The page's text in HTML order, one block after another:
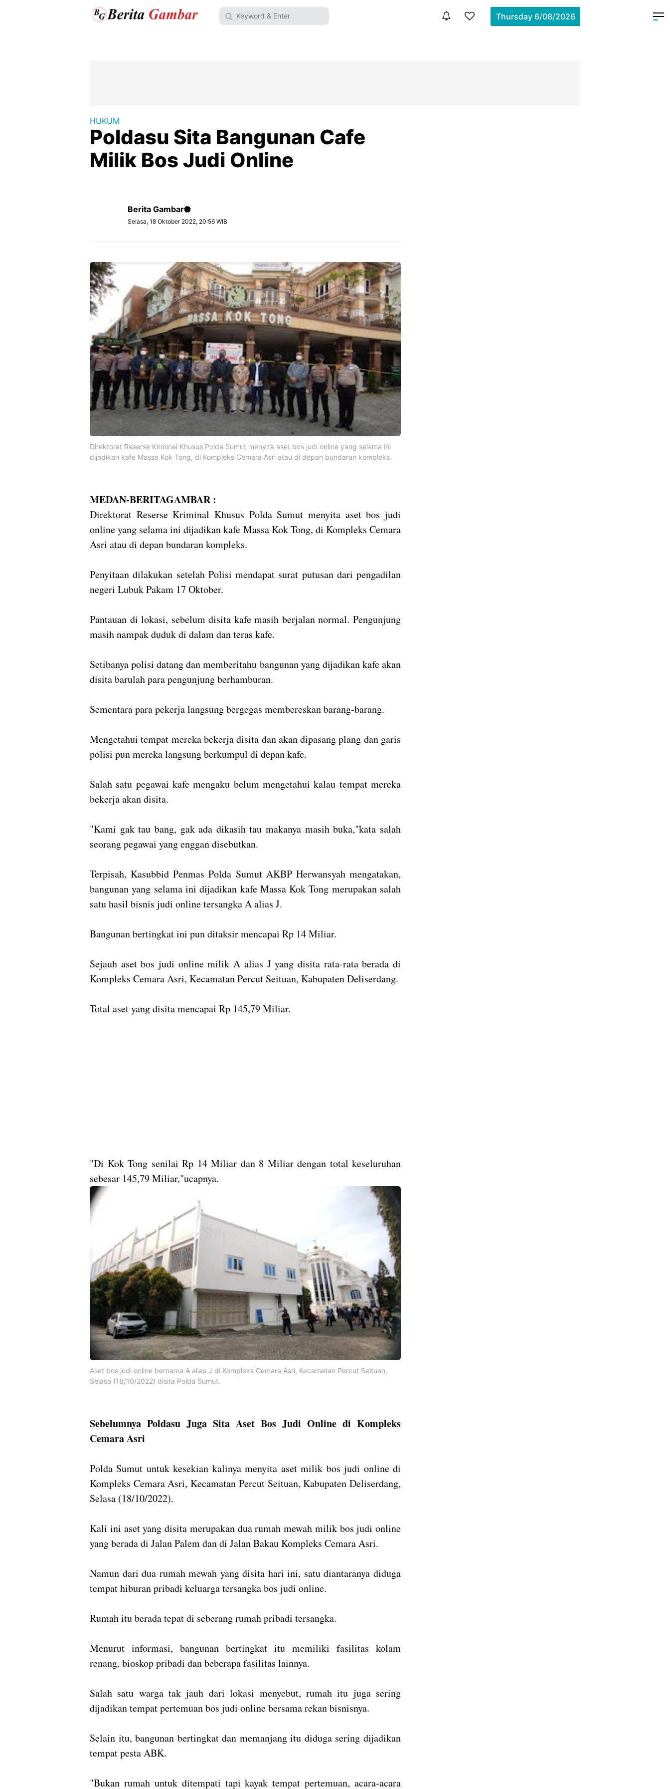
Thursday 6/08/2026
HUKUM
Poldasu Sita Bangunan Cafe
Milik Bos Judi Online
Berita Gambar
Selasa, 18 Oktober 2022, 20:56 WIB
Direktorat Reserse Kriminal Khusus Polda Sumut menyita aset bos judi online yang selama ini
dijadikan kafe Massa Kok Tong, di Kompleks Cemara Asri atau di depan bundaran kompleks.
MEDAN-BERITAGAMBAR :
Direktorat Reserse Kriminal Khusus Polda Sumut menyita aset bos judi
online yang selama ini dijadikan kafe Massa Kok Tong, di Kompleks Cemara
Asri atau di depan bundaran kompleks.
Penyitaan dilakukan setelah Polisi mendapat surat putusan dari pengadilan
negeri Lubuk Pakam 17 Oktober.
Pantauan di lokasi, sebelum disita kafe masih berjalan normal. Pengunjung
masih nampak duduk di dalam dan teras kafe.
Setibanya polisi datang dan memberitahu bangunan yang dijadikan kafe akan
disita barulah para pengunjung berhamburan.
Sementara para pekerja langsung bergegas membereskan barang-barang.
Mengetahui tempat mereka bekerja disita dan akan dipasang plang dan garis
polisi pun mereka langsung berkumpul di depan kafe.
Salah satu pegawai kafe mengaku belum mengetahui kalau tempat mereka
bekerja akan disita.
"Kami gak tau bang, gak ada dikasih tau makanya masih buka,"kata salah
seorang pegawai yang enggan disebutkan.
Terpisah, Kasubbid Penmas Polda Sumut AKBP Herwansyah mengatakan,
bangunan yang selama ini dijadikan kafe Massa Kok Tong merupakan salah
satu hasil bisnis judi online tersangka A alias J.
Bangunan bertingkat ini pun ditaksir mencapai Rp 14 Miliar.
Sejauh aset bos judi online milik A alias J yang disita rata-rata berada di
Kompleks Cemara Asri, Kecamatan Percut Seituan, Kabupaten Deliserdang.
Total aset yang disita mencapai Rp 145,79 Miliar.
"Di Kok Tong senilai Rp 14 Miliar dan 8 Miliar dengan total keseluruhan
sebesar 145,79 Miliar,"ucapnya.
Aset bos judi online bernama A alias J di Kompleks Cemara Asri, Kecamatan Percut Seituan,
Selasa (18/10/2022) disita Polda Sumut.
Sebelumnya Poldasu Juga Sita Aset Bos Judi Online di Kompleks
Cemara Asri
Polda Sumut untuk kesekian kalinya menyita aset milik bos judi online di
Kompleks Cemara Asri, Kecamatan Percut Seituan, Kabupaten Deliserdang,
Selasa (18/10/2022).
Kali ini aset yang disita merupakan dua rumah mewah milik bos judi online
yang berada di Jalan Palem dan di Jalan Bakau Kompleks Cemara Asri.
Namun dari dua rumah mewah yang disita hari ini, satu diantaranya diduga
tempat hiburan pribadi keluarga tersangka bos judi online.
Rumah itu berada tepat di seberang rumah pribadi tersangka.
Menurut informasi, bangunan bertingkat itu memiliki fasilitas kolam
renang, bioskop pribadi dan beberapa fasilitas lainnya.
Salah satu warga tak jauh dari lokasi menyebut, rumah itu juga sering
dijadikan tempat pertemuan bos judi online bersama rekan bisnisnya.
Selain itu, bangunan bertingkat dan memanjang itu diduga sering dijadikan
tempat pesta ABK.
"Bukan rumah untuk ditempati tapi kayak tempat pertemuan, acara-acara